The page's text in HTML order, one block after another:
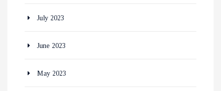
July 2023
June 2023
May 2023